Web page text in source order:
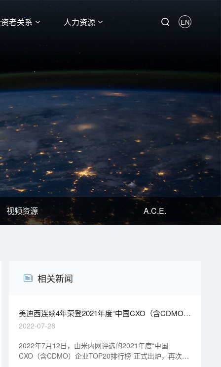
者关系 人力资源 EN
视频资源 A.C.E.
相关新闻
美迪西连续4年荣登2021年度“中国CXO（含CDMO）
企业TOP20排行榜”
2022-07-28
2022年7月12日，由米内网评选的2021年度“中国
CXO（含CDMO）企业TOP20排行榜”正式出炉，再次展